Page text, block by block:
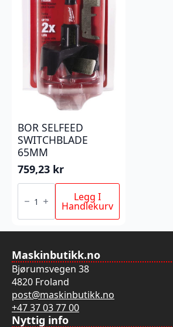
BOR SELFEED
SWITCHBLADE
65MM
759,23 kr
BOR
SWITCHBLADE
antall
Legg I
Handlekurv
Maskinbutikk.no
Bjørumsvegen 38
4820 Froland
post@maskinbutikk.no
+47 37 03 77 00
Nyttig info